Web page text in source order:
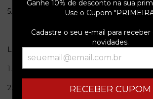
Ganhe 10% de desconto na sua
Use o Cupom
Cadastre o seu e-mail para
novidades.
RECEBER CUPOM
5.Giba Giba E Toneco - Saias Rodando
Lado B
1.Cao Trein - Saudade
2.Geraldo Flach - Sacudindo